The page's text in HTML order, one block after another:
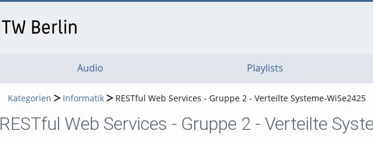
Audio Playlists
Kategorien Informatik RESTful Web Services - Gruppe 2 - Verteilte Systeme-WiSe2425
RESTful Web Services - Gruppe 2 - Verteilte